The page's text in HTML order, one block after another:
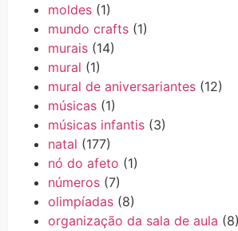
moldes (1)
mundo crafts (1)
murais (14)
mural (1)
mural de aniversariantes (12)
músicas (1)
músicas infantis (3)
natal (177)
nó do afeto (1)
números (7)
olimpíadas (8)
organização da sala de aula (8)